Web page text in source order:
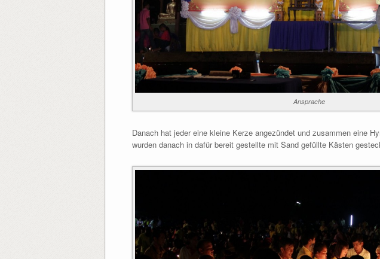
Ansprache
Danach hat jeder eine kleine Kerze angezündet und zusammen eine
wurden danach in dafür bereit gestellte mit Sand gefüllte Kästen